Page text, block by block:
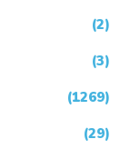
(2)
(3)
(1269)
(29)